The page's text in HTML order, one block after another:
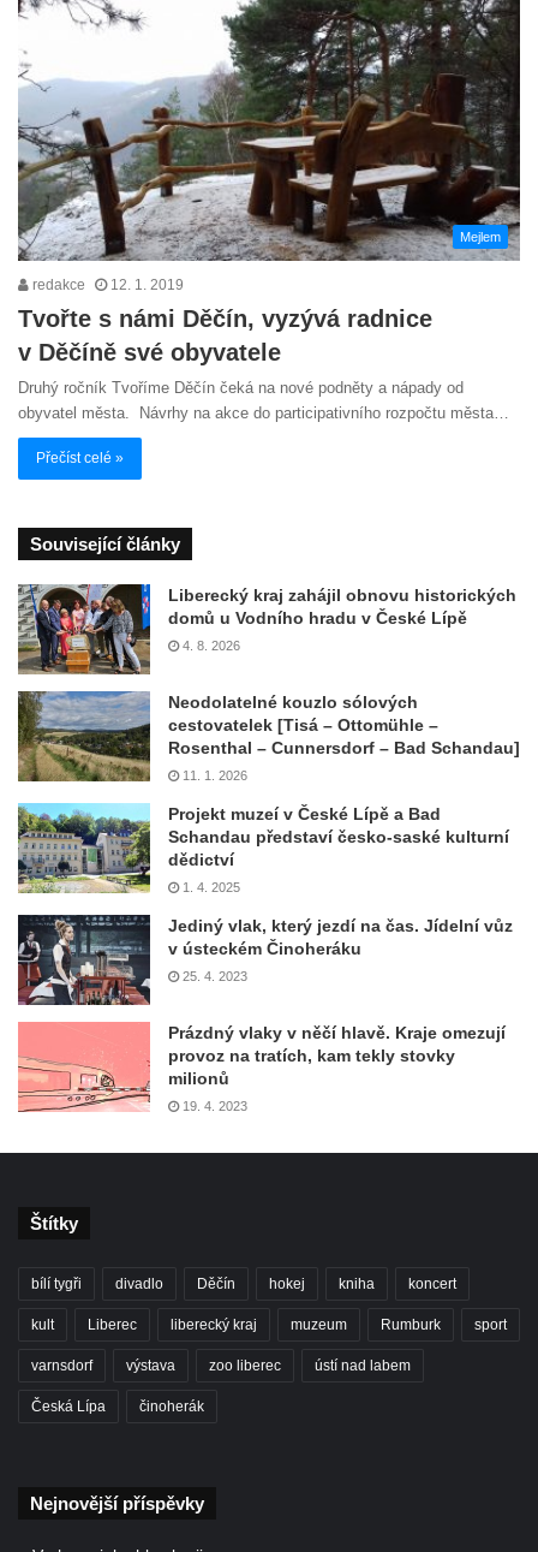
Mejlem
redakce 12. 1. 2019
Tvořte s námi Děčín, vyzývá radnice
v Děčíně své obyvatele
Druhý ročník Tvoříme Děčín čeká na nové podněty a nápady od
obyvatel města. Návrhy na akce do participativního rozpočtu města…
Přečíst celé »
Související články
Liberecký kraj zahájil obnovu historických
domů u Vodního hradu v České Lípě
4. 8. 2026
Neodolatelné kouzlo sólových
cestovatelek [Tisá – Ottomühle –
Rosenthal – Cunnersdorf – Bad Schandau]
11. 1. 2026
Projekt muzeí v České Lípě a Bad
Schandau představí česko-saské kulturní
dědictví
1. 4. 2025
Jediný vlak, který jezdí na čas. Jídelní vůz
v ústeckém Činoheráku
25. 4. 2023
Prázdný vlaky v něčí hlavě. Kraje omezují
provoz na tratích, kam tekly stovky
milionů
19. 4. 2023
Štítky
bílí tygři divadlo Děčín hokej kniha koncert
kult Liberec liberecký kraj muzeum Rumburk sport
varnsdorf výstava zoo liberec ústí nad labem
Česká Lípa činoherák
Nejnovější příspěvky